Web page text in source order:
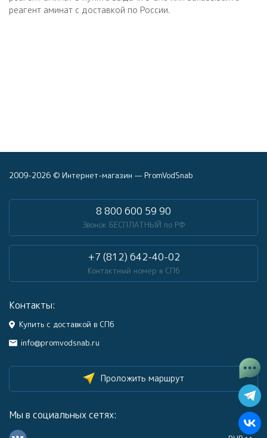
реагент аминат с доставкой по России.
2009-2026 © Интернет-магазин — PromVodSnab
8 800 600 59 90
Звонок БЕСПЛАТНЫЙ по РФ
+7 (812) 642-40-02
Контактный номер в СПб
Контакты:
Купить с доставкой в СПб
info@promvodsnab.ru
Проложить маршрут
Мы в социальных сетях: